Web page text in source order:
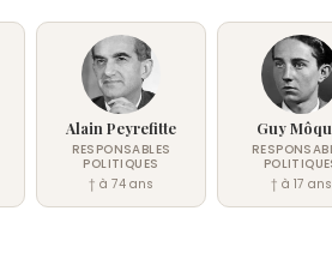
Alain Peyrefitte
RESPONSABLES
POLITIQUES
† à 74 ans
Guy
† à 17 ans